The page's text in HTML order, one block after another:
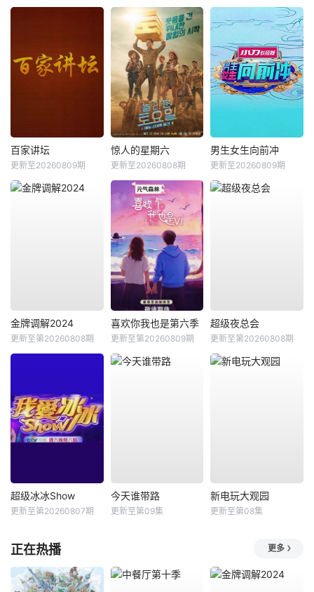
百家讲坛
更新至20260809期
惊人的星期六
更新至20260808期
男生女生向前冲
更新至20260809期
金牌调解2024
更新至第20260808期
喜欢你我也是第六季
更新至第20260809期
超级夜总会
更新至第20260808期
超级冰冰Show
更新至第20260807期
今天谁带路
更新至第09集
新电玩大观园
更新至第08集
正在热播 更多